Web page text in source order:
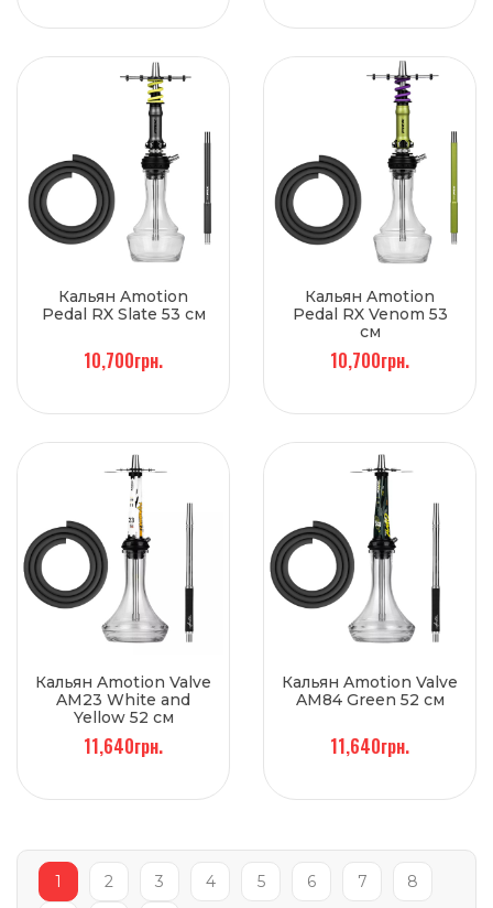
Кальян Amotion
Pedal RX Slate 53 см
10,700грн.
Кальян Amotion
Pedal RX Venom 53
см
10,700грн.
Кальян Amotion Valve
AM23 White and
Yellow 52 см
11,640грн.
Кальян Amotion Valve
AM84 Green 52 см
11,640грн.
1 2 3 4 5 6 7 8